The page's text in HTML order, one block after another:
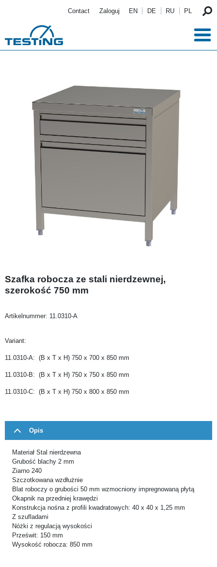
Contact Zaloguj EN DE RU PL
Szafka robocza ze stali nierdzewnej,
szerokość 750 mm
Artikelnummer: 11.0310-A
Variant:
11.0310-A: (B x T x H) 750 x 700 x 850 mm
11.0310-B: (B x T x H) 750 x 750 x 850 mm
11.0310-C: (B x T x H) 750 x 800 x 850 mm
Opis
Materiał Stal nierdzewna
Grubość blachy 2 mm
Ziarno 240
Szczotkowana wzdłużnie
Blat roboczy o grubości 50 mm wzmocniony impregnowaną płytą
Okapnik na przedniej krawędzi
Konstrukcja nośna z profili kwadratowych: 40 x 40 x 1,25 mm
Z szufladami
Nóżki z regulacją wysokości
Prześwit: 150 mm
Wysokość robocza: 850 mm